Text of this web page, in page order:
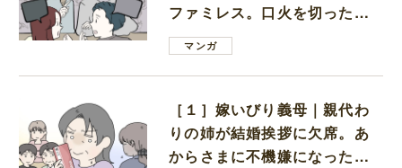
ファミレス。口火を切ったの
は電車好きの男の子ママ
マンガ
［１］嫁いびり義母｜親代わ
りの姉が結婚挨拶に欠席。あ
からさまに不機嫌になった義